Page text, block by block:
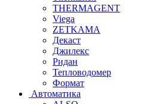
THERMAGENT
Viega
ZETKAMA
Декаст
Джилекс
Ридан
Тепловодомер
Формат
Автоматика